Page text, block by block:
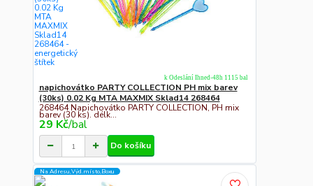
napichovátko PARTY COLLECTION PH mix barev
(30ks) 0.02 Kg MTA MAXMIX Sklad14 268464
268464 Napichovátko PARTY COLLECTION, PH mix
barev (30 ks). délk...
29 Kč/bal
k Odeslání Ihned-48h 1115 bal
Do košíku
Na Adresu,Výd.místo,Boxu